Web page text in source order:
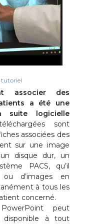
tutoriel
associer des
a été une
suite logicielle
sont
associées des
sur une image
disque dur, un
PACS, qu’il
ou d’images en
à tous les
concerné.
peut
à tout